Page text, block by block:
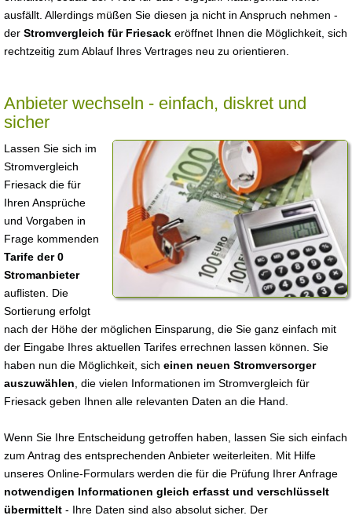
ausfällt. Allerdings müßen Sie diesen ja nicht in Anspruch nehmen -
der Stromvergleich für Friesack eröffnet Ihnen die Möglichkeit, sich
rechtzeitig zum Ablauf Ihres Vertrages neu zu orientieren.
Anbieter wechseln - einfach, diskret und
sicher
Lassen Sie sich im
Stromvergleich
Friesack die für
Ihren Ansprüche
und Vorgaben in
Frage kommenden
Tarife der 0
Stromanbieter
auflisten. Die
Sortierung erfolgt
nach der Höhe der möglichen Einsparung, die Sie ganz einfach mit
der Eingabe Ihres aktuellen Tarifes errechnen lassen können. Sie
haben nun die Möglichkeit, sich einen neuen Stromversorger
auszuwählen , die vielen Informationen im Stromvergleich für
Friesack geben Ihnen alle relevanten Daten an die Hand.
Wenn Sie Ihre Entscheidung getroffen haben, lassen Sie sich einfach
zum Antrag des entsprechenden Anbieter weiterleiten. Mit Hilfe
unseres Online-Formulars werden die für die Prüfung Ihrer Anfrage
notwendigen Informationen gleich erfasst und verschlüsselt
übermittelt - Ihre Daten sind also absolut sicher. Der